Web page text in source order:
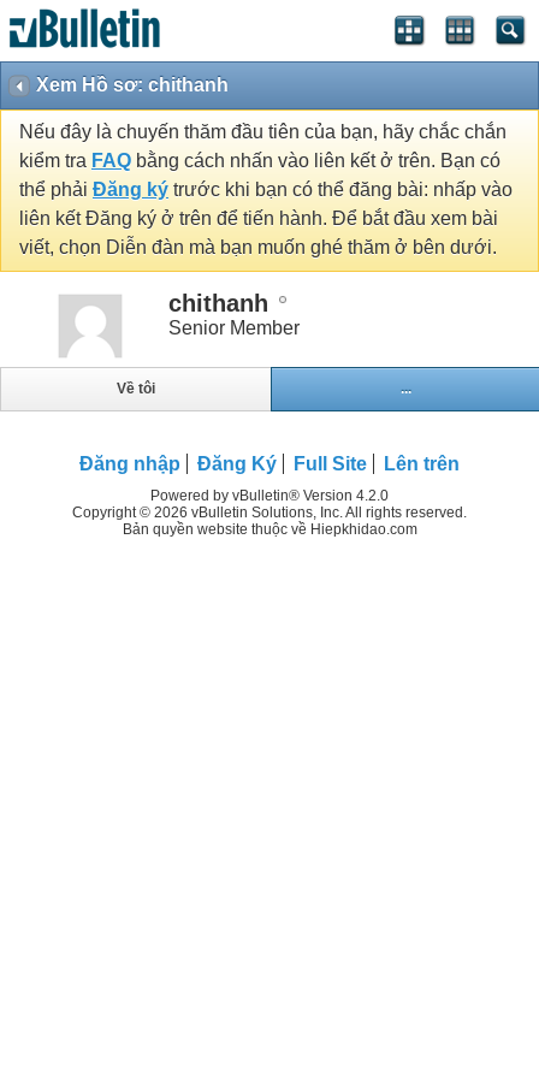
Xem Hồ sơ: chithanh
Nếu đây là chuyến thăm đầu tiên của bạn, hãy chắc chắn
kiểm tra FAQ bằng cách nhấn vào liên kết ở trên. Bạn có
thể phải Đăng ký trước khi bạn có thể đăng bài: nhấp vào
liên kết Đăng ký ở trên để tiến hành. Để bắt đầu xem bài
viết, chọn Diễn đàn mà bạn muốn ghé thăm ở bên dưới.
chithanh
Senior Member
Về tôi ...
Đăng nhập Đăng Ký Full Site Lên trên
Powered by vBulletin® Version 4.2.0
Copyright © 2026 vBulletin Solutions, Inc. All rights reserved.
Bản quyền website thuộc về Hiepkhidao.com